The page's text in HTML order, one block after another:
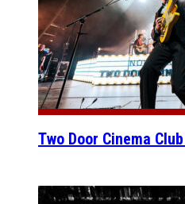
Two Door Cinema